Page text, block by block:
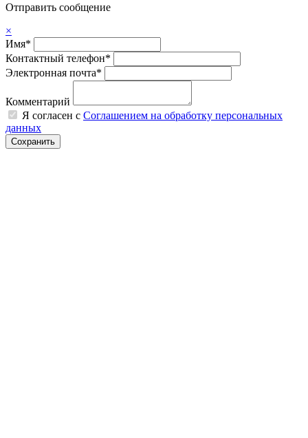
Отправить сообщение
×
Имя*
Контактный телефон*
Электронная почта*
Комментарий
Я согласен с Соглашением на обработку персональных
данных